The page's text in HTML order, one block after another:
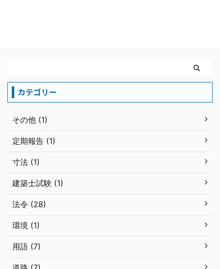
カテゴリー
その他 (1)
定期報告 (1)
寸法 (1)
建築士試験 (1)
法令 (28)
環境 (1)
用語 (7)